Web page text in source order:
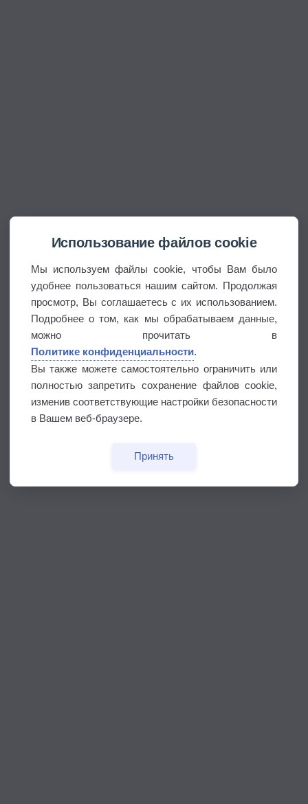
Использование файлов cookie
Мы используем файлы cookie, чтобы Вам было
удобнее пользоваться нашим сайтом. Продолжая
просмотр, Вы соглашаетесь с их использованием.
Подробнее о том, как мы обрабатываем данные,
можно прочитать в
Политике конфиденциальности.
Вы также можете самостоятельно ограничить или
полностью запретить сохранение файлов cookie,
изменив соответствующие настройки безопасности
в Вашем веб-браузере.
Принять